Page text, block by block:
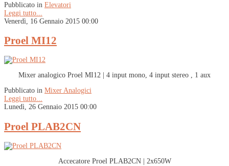
Pubblicato in Elevatori
Leggi tutto...
Venerdì, 16 Gennaio 2015 00:00
Proel MI12
Mixer analogico Proel MI12 | 4 input mono, 4 input stereo , 1 aux
Pubblicato in Mixer Analogici
Leggi tutto...
Lunedì, 26 Gennaio 2015 00:00
Proel PLAB2CN
Accecatore Proel PLAB2CN | 2x650W